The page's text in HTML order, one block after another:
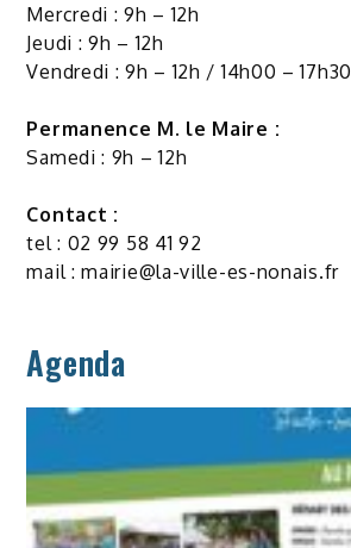
Mercredi : 9h – 12h
Jeudi : 9h – 12h
Vendredi : 9h – 12h / 14h00 – 17h30
Permanence M. le Maire :
Samedi : 9h – 12h
Contact :
tel : 02 99 58 41 92
mail :mairie@la-ville-es-nonais.fr
Agenda